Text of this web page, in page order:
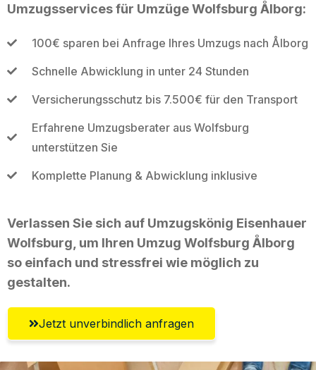
Umzugsservices für Umzüge Wolfsburg Ålborg:
100€ sparen bei Anfrage Ihres Umzugs nach Ålborg
Schnelle Abwicklung in unter 24 Stunden
Versicherungsschutz bis 7.500€ für den Transport
Erfahrene Umzugsberater aus Wolfsburg
unterstützen Sie
Komplette Planung & Abwicklung inklusive
Verlassen Sie sich auf Umzugskönig Eisenhauer
Wolfsburg, um Ihren Umzug Wolfsburg Ålborg
so einfach und stressfrei wie möglich zu
gestalten.
Jetzt unverbindlich anfragen